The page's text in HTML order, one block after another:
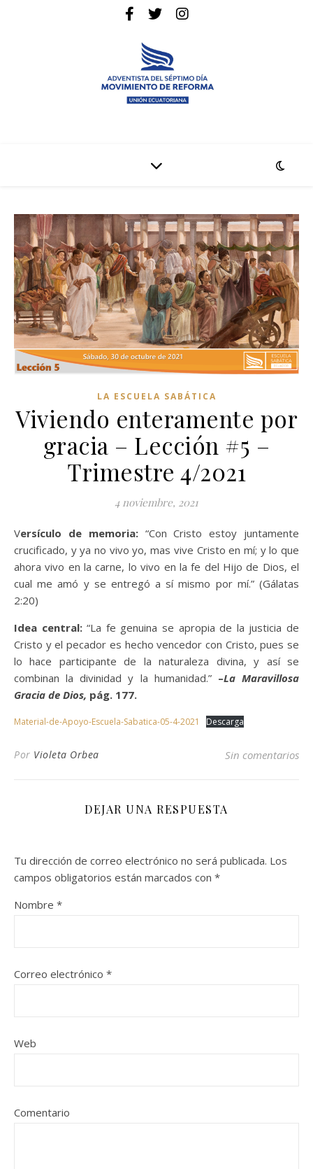
LA ESCUELA SABÁTICA
Viviendo enteramente por
gracia – Lección #5 –
Trimestre 4/2021
4 noviembre, 2021
Versículo de memoria: “Con Cristo estoy juntamente
crucificado, y ya no vivo yo, mas vive Cristo en mí; y lo que
ahora vivo en la carne, lo vivo en la fe del Hijo de Dios, el
cual me amó y se entregó a sí mismo por mí.” (Gálatas
2:20)
Idea central:“La fe genuina se apropia de la justicia de
Cristo y el pecador es hecho vencedor con Cristo, pues se
lo hace participante de la naturaleza divina, y así se
combinan la divinidad y la humanidad.” –La Maravillosa
Gracia de Dios, pág. 177.
Material-de-Apoyo-Escuela-Sabatica-05-4-2021 Descarga
Por Violeta Orbea Sin comentarios
DEJAR UNA RESPUESTA
Tu dirección de correo electrónico no será publicada. Los
campos obligatorios están marcados con *
Nombre *
Correo electrónico *
Web
Comentario